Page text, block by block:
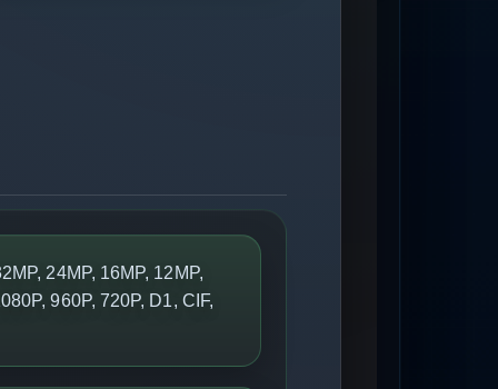
24MP, 16MP, 12MP,
960P, 720P, D1, CIF,